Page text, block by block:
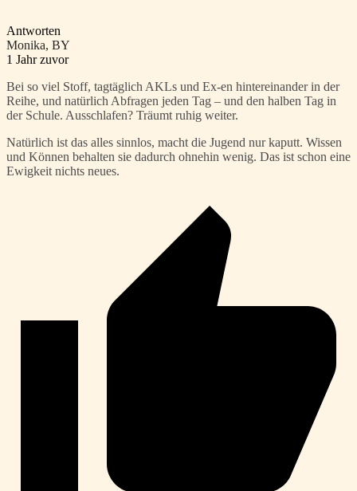
Antworten
Monika, BY
1 Jahr zuvor
Bei so viel Stoff, tagtäglich AKLs und Ex-en hintereinander in der
Reihe, und natürlich Abfragen jeden Tag – und den halben Tag in
der Schule. Ausschlafen? Träumt ruhig weiter.
Natürlich ist das alles sinnlos, macht die Jugend nur kaputt. Wissen
und Können behalten sie dadurch ohnehin wenig. Das ist schon eine
Ewigkeit nichts neues.